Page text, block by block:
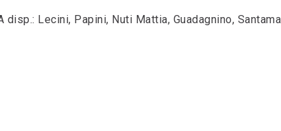
Lecini, Papini, Nuti Mattia, Guadagnino,